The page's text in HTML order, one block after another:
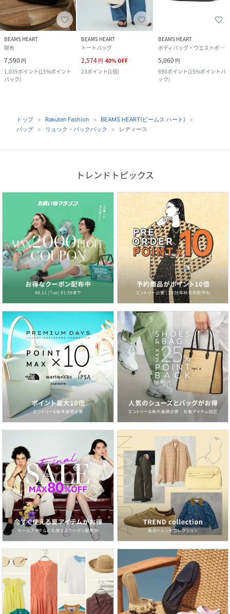
BEAMS HEART
財布
7,590 円
1,035ポイント(15%ポイント
バック)
BEAMS HEART
トートバッグ
2,574 円 40%OFF
23ポイント(1倍)
BEAMS HEART
ボディバッグ・ウエストポーチ
5,060 円
690ポイント(15%ポイントバ
ック)
トップ Rakuten Fashion
BEAMS HEART(ビームス ハート)
バッグ
リュック・バックパック レディース
トレンドトピックス